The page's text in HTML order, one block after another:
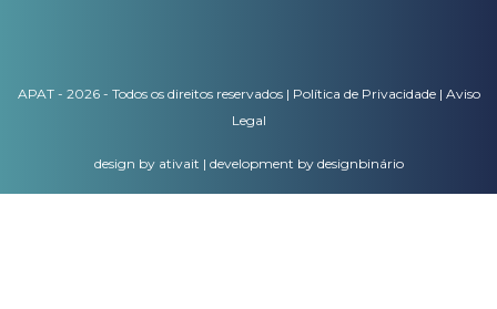
APAT - 2026 - Todos os direitos reservados | Política de Privacidade| Aviso
Legal
design by ativait | development by designbinário